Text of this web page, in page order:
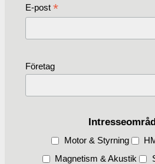
E-post *
Företag
Motor & Styrning
Magnetism & Akustik